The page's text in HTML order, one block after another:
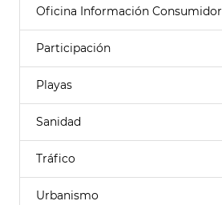
Oficina Información Consumidor
Participación
Playas
Sanidad
Tráfico
Urbanismo